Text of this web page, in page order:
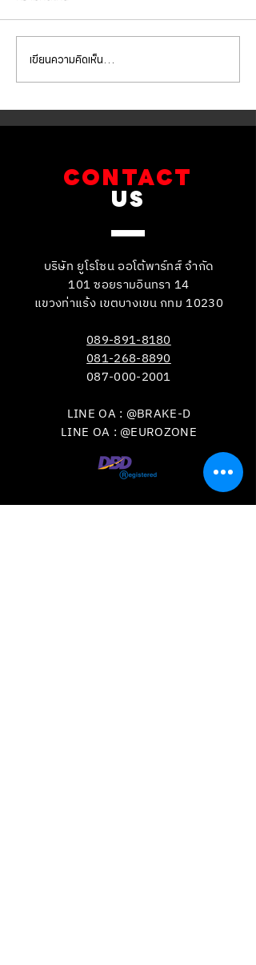
Mercedes Benz E350e เข้า
รับบริการเปลี่ยนจานเบรก ผ้า
เบรกหน้า พร้อมเซ็นเซอร์
เขียนความคิดเห็น…
CONTACT
US
บริษัท ยูโรโซน ออโต้พาร์ทส์ จำกัด
101 ซอยรามอินทรา 14
แขวงท่าแร้ง เขตบางเขน กทม 10230
089-891-8180
081-268-8890
087-000-2001
LINE OA : @BRAKE-D
LINE OA : @EUROZONE